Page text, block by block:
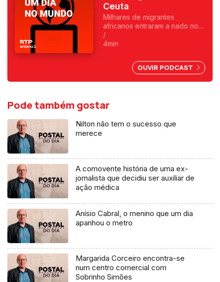
Ceuta
Milhares de migrantes
africanos entraram a nado no
enclave espanhol. Fica
exposta uma chantagem
Ocidental. Uma crónica de
Francisco Sena Santos.
/
4min
OUVIR PODCAST
Pode também gostar
Nilton não tem o sucesso que
merece
A comovente história de uma ex-
jornalista que decidiu ser auxiliar de
ação médica
Anísio Cabral, o menino que um dia
apanhou o metro
Margarida Corceiro encontra-se
num centro comercial com
Sobrinho Simões